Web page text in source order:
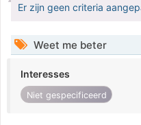
Er zijn geen criteria
Weet me beter
Interesses
Niet gespecificeerd